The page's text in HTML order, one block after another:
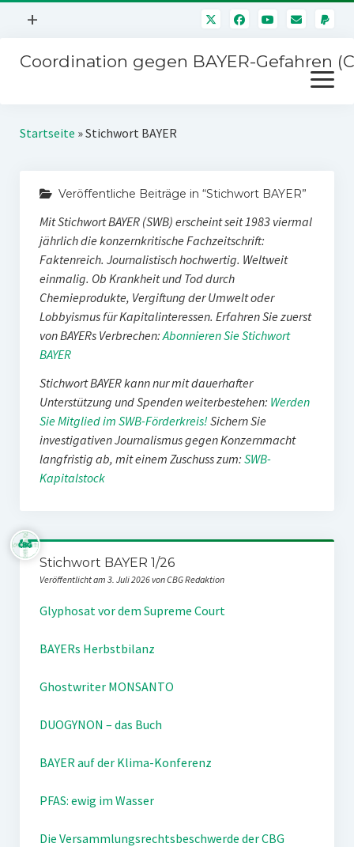
Menü
+
Mitmachen
Störfälle
Coordination gegen BAYER-Gefahren
Menü
öffnen
Kampagnen
Stichwort BAYER
Jahrestagung
SPENDEN
Startseite »Stichwort BAYER
Veröffentliche Beiträge in “Stichwort BAYER”
Mit Stichwort BAYER (SWB) erscheint seit 1983 viermal
jährlich die konzernkritische Fachzeitschrift:
Faktenreich. Journalistisch hochwertig. Weltweit
einmalig. Ob Krankheit und Tod durch
Chemieprodukte, Vergiftung der Umwelt oder
Lobbyismus für Kapitalinteressen. Erfahren Sie zuerst
von BAYERs Verbrechen:Abonnieren Sie Stichwort
BAYER
Stichwort BAYER kann nur mit dauerhafter
Unterstützung und Spenden weiterbestehen: Werden
Sie Mitglied im SWB-Förderkreis! Sichern Sie
investigativen Journalismus gegen Konzernmacht
langfristig ab, mit einem Zuschuss zum: SWB-
Kapitalstock
Stichwort BAYER 1/26
Veröffentlicht am 3. Juli 2026 von CBG Redaktion
Glyphosat vor dem Supreme Court
BAYERs Herbstbilanz
Ghostwriter MONSANTO
DUOGYNON – das Buch
BAYER auf der Klima-Konferenz
PFAS: ewig im Wasser
Die Versammlungsrechtsbeschwerde der CBG